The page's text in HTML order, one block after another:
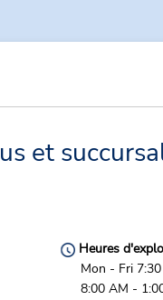
et
Heures
Mon - Fri
8:00 AM -